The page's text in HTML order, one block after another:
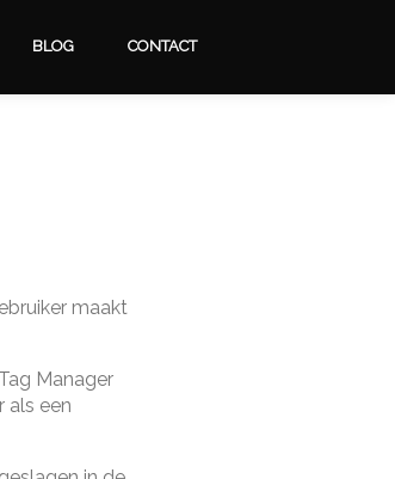
BLOG CONTACT
maakt
Manager
als een